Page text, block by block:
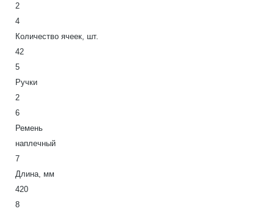
2
4
Количество ячеек, шт.
42
5
Ручки
2
6
Ремень
наплечный
7
Длина, мм
420
8